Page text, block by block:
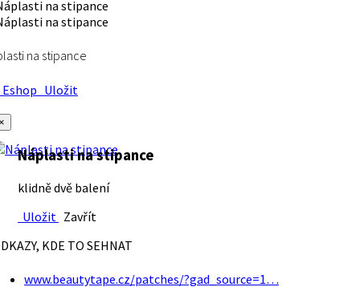
na stipance
Uložit
Náplasti na stipance
klidně dvě balení
Uložit Zavřít
KDE TO SEHNAT
www.beautytape.cz/patches/?gad_source=1…